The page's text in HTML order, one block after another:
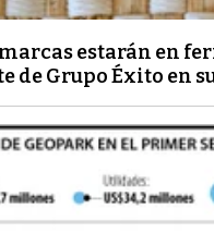
marcas estarán en
de Grupo Éxito en